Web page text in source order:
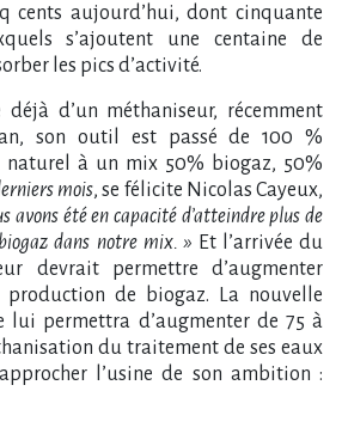
cents aujourd’hui, dont cinquante
s’ajoutent une centaine de
les pics d’activité.
d’un méthaniseur, récemment
son outil est passé de 100 %
naturel à un mix 50% biogaz, 50%
mois, se félicite Nicolas Cayeux,
avons été en capacité d’atteindre plus de
dans notre mix. » Et l’arrivée du
devrait permettre d’augmenter
de biogaz. La nouvelle
lui permettra d’augmenter de 75 à
du traitement de ses eaux
l​‌’usine de son ambition :